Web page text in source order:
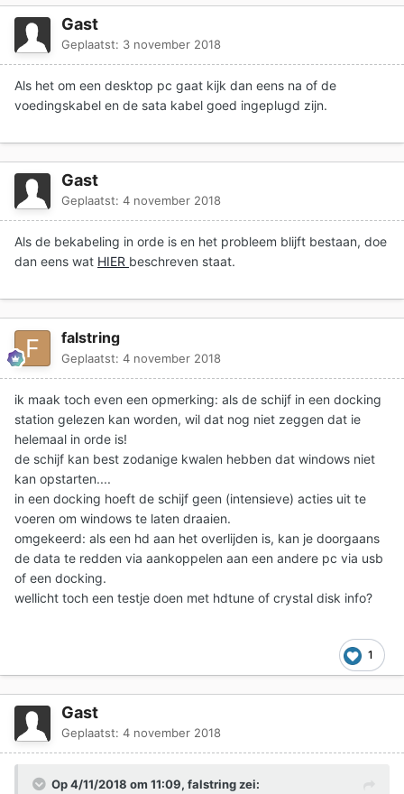
Gast
Geplaatst: 3 november 2018
Als het om een desktop pc gaat kijk dan eens na of de
voedingskabel en de sata kabel goed ingeplugd zijn.
Gast
Geplaatst: 4 november 2018
Als de bekabeling in orde is en het probleem blijft bestaan, doe
dan eens wat HIER beschreven staat.
falstring
Geplaatst: 4 november 2018
ik maak toch even een opmerking: als de schijf in een docking
station gelezen kan worden, wil dat nog niet zeggen dat ie
helemaal in orde is!
de schijf kan best zodanige kwalen hebben dat windows niet
kan opstarten....
in een docking hoeft de schijf geen (intensieve) acties uit te
voeren om windows te laten draaien.
omgekeerd: als een hd aan het overlijden is, kan je doorgaans
de data te redden via aankoppelen aan een andere pc via usb
of een docking.
wellicht toch een testje doen met hdtune of crystal disk info?
1
Gast
Geplaatst: 4 november 2018
Op 4/11/2018 om 11:09, falstringzei: